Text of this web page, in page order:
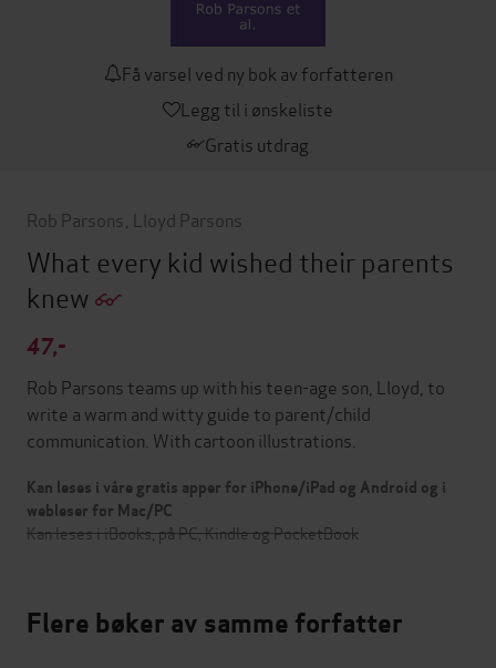
Få varsel ved ny bok av forfatteren
Legg til i ønskeliste
Gratis utdrag
Rob Parsons Lloyd Parsons
What every kid wished their parents
knew
47,-
Rob Parsons teams up with his teen-age son, Lloyd, to
write a warm and witty guide to parent/child
communication. With cartoon illustrations.
Kan leses i våre gratis apper for iPhone/iPad og Android og i
webleser for Mac/PC
Kan leses i iBooks, på PC, Kindle og PocketBook
Flere bøker av samme forfatter